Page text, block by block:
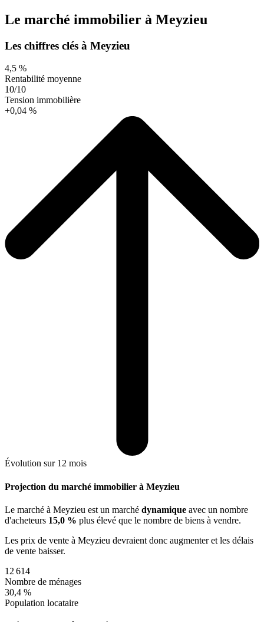
Le marché immobilier à Meyzieu
Les chiffres clés à Meyzieu
4,5 %
Rentabilité moyenne
10/10
Tension immobilière
+0,04 %
Évolution sur 12 mois
Projection du marché immobilier à Meyzieu
Le marché à Meyzieu est un marché dynamique avec un nombre
d'acheteurs 15,0 % plus élevé que le nombre de biens à vendre.
Les prix de vente à Meyzieu devraient donc augmenteret les délais
de vente baisser.
12 614
Nombre de ménages
30,4 %
Population locataire